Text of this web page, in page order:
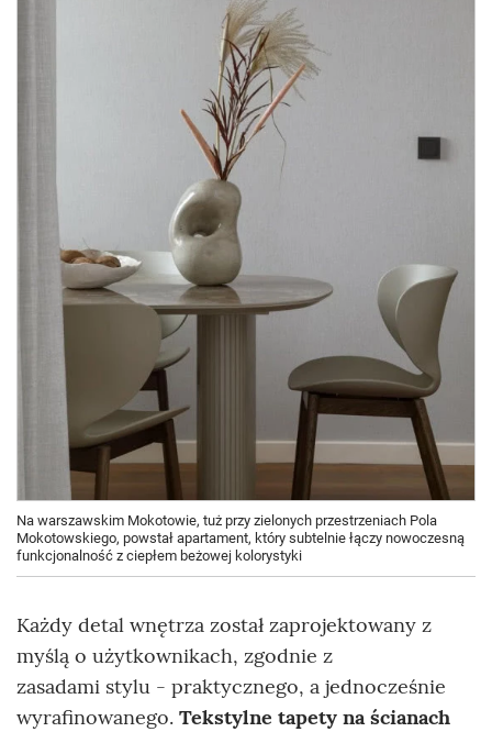
Na warszawskim Mokotowie, tuż przy zielonych przestrzeniach Pola
Mokotowskiego, powstał apartament, który subtelnie łączy nowoczesną
funkcjonalność z ciepłem beżowej kolorystyki
Każdy detal wnętrza został zaprojektowany z
myślą o użytkownikach, zgodnie z
zasadami stylu - praktycznego, a jednocześnie
wyrafinowanego. Tekstylne tapety na ścianach